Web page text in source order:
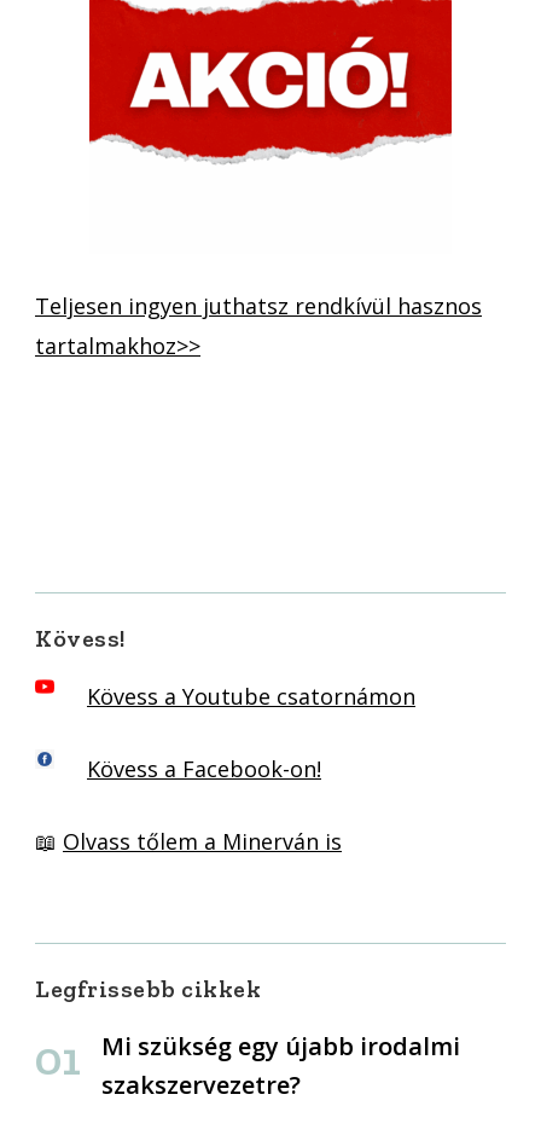
Teljesen ingyen juthatsz rendkívül hasznos
tartalmakhoz>>
Kövess!
Kövess a Youtube csatornámon
Kövess a Facebook-on!
📖 Olvass tőlem a Minerván is
Legfrissebb cikkek
Mi szükség egy újabb irodalmi
szakszervezetre?